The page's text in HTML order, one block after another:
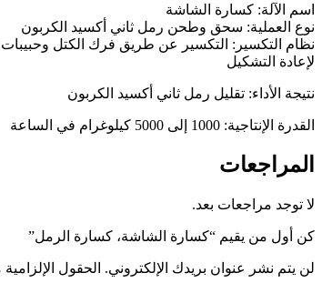
اسم الآلة: كسارة الشاشة
نوع العملية: سحق وطحن رمل ثاني أكسيد الكربون
نظام التكسير: التكسير عن طريق فرك الكتل
لإعادة التشكيل
نتيجة الأداء: تقليل رمل ثاني أكسيد الكربون
القدرة الإنتاجية: 1000 إلى 5000 كيلوغرام في الساعة
المراجعات
لا توجد مراجعات بعد.
كن أول من يقيم “كسارة الشاشة، كسارة الرمل”
لن يتم نشر عنوان بريدك الإلكتروني. الحقول الإلزامية